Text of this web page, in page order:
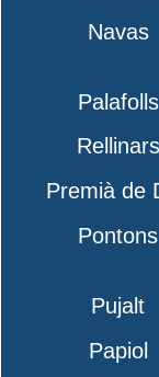
Navas
Palafolls
Rellinars
Premià de
Pontons
Pujalt
Papiol